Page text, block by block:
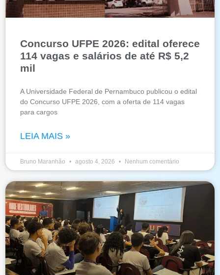
Concurso UFPE 2026: edital oferece
114 vagas e salários de até R$ 5,2
mil
A Universidade Federal de Pernambuco publicou o edital
do Concurso UFPE 2026, com a oferta de 114 vagas
para cargos
LEIA MAIS »
Bruno Maranhão agosto 4, 2026 Nenhum comentário